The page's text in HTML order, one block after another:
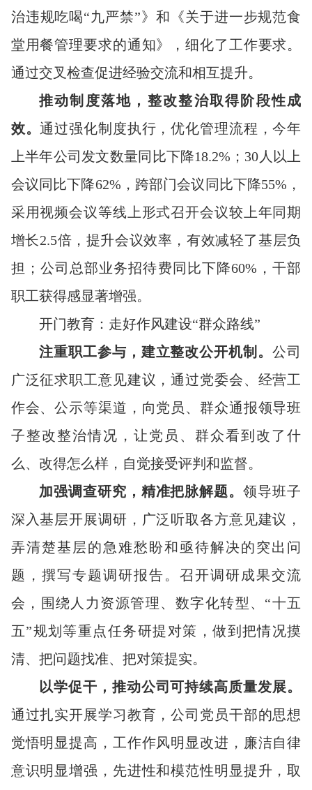
治违规吃喝“九严禁”》和《关于进一步规范食
堂用餐管理要求的通知》，细化了工作要求。
通过交叉检查促进经验交流和相互提升。
推动制度落地，整改整治取得阶段性成
效。通过强化制度执行，优化管理流程，今年
上半年公司发文数量同比下降18.2%；30人以上
会议同比下降62%，跨部门会议同比下降55%，
采用视频会议等线上形式召开会议较上年同期
增长2.5倍，提升会议效率，有效减轻了基层负
担；公司总部业务招待费同比下降60%，干部
职工获得感显著增强。
开门教育：走好作风建设“群众路线”
注重职工参与，建立整改公开机制。公司
广泛征求职工意见建议，通过党委会、经营工
作会、公示等渠道，向党员、群众通报领导班
子整改整治情况，让党员、群众看到改了什
么、改得怎么样，自觉接受评判和监督。
加强调查研究，精准把脉解题。领导班子
深入基层开展调研，广泛听取各方意见建议，
弄清楚基层的急难愁盼和亟待解决的突出问
题，撰写专题调研报告。召开调研成果交流
会，围绕人力资源管理、数字化转型、“十五
五”规划等重点任务研提对策，做到把情况摸
清、把问题找准、把对策提实。
以学促干，推动公司可持续高质量发展。
通过扎实开展学习教育，公司党员干部的思想
觉悟明显提高，工作作风明显改进，廉洁自律
意识明显增强，先进性和模范性明显提升，取